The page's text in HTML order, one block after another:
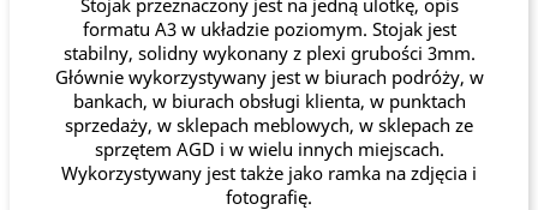
Stojak przeznaczony jest na jedną ulotkę, opis
formatu A3 w układzie poziomym. Stojak jest
stabilny, solidny wykonany z plexi grubości 3mm.
Głównie wykorzystywany jest w biurach podróży, w
bankach, w biurach obsługi klienta, w punktach
sprzedaży, w sklepach meblowych, w sklepach ze
sprzętem AGD i w wielu innych miejscach.
Wykorzystywany jest także jako ramka na zdjęcia i
fotografię.